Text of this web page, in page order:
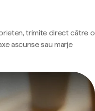
trimite direct către o
ascunse sau marje